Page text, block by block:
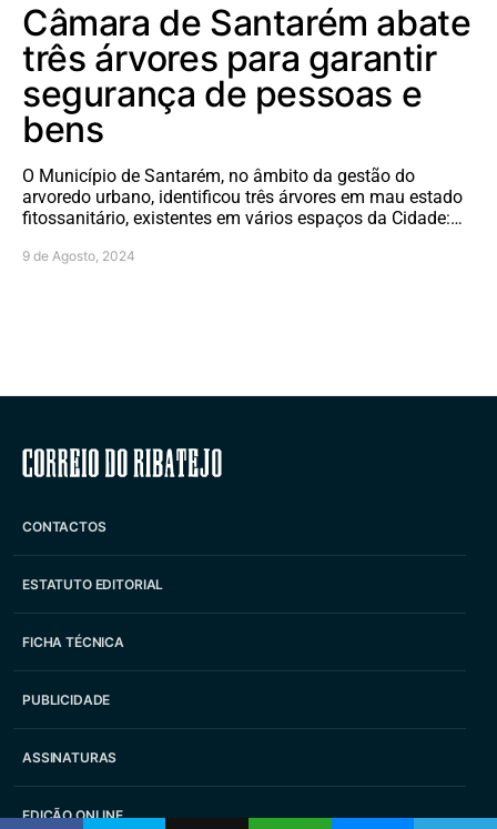
Câmara de Santarém abate
três árvores para garantir
segurança de pessoas e
bens
O Município de Santarém, no âmbito da gestão do
arvoredo urbano, identificou três árvores em mau estado
fitossanitário, existentes em vários espaços da Cidade:…
9 de Agosto, 2024
Correio do Ribatejo
CONTACTOS
ESTATUTO EDITORIAL
FICHA TÉCNICA
PUBLICIDADE
ASSINATURAS
EDIÇÃO ONLINE